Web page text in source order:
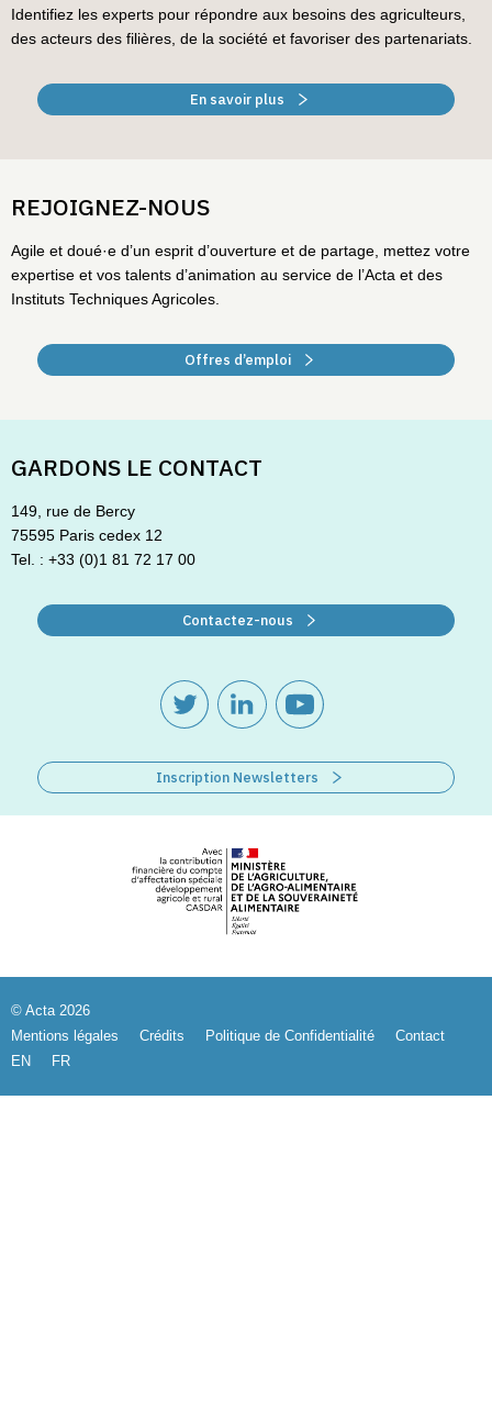
Identifiez les experts pour répondre aux besoins des agriculteurs,
des acteurs des filières, de la société et favoriser des partenariats.
En savoir plus
REJOIGNEZ-NOUS
Agile et doué·e d’un esprit d’ouverture et de partage, mettez votre
expertise et vos talents d’animation au service de l’Acta et des
Instituts Techniques Agricoles.
Offres d’emploi
GARDONS LE CONTACT
149, rue de Bercy
75595 Paris cedex 12
Tel. : +33 (0)1 81 72 17 00
Contactez-nous
Inscription Newsletters
© Acta 2026
Mentions légales
Crédits Politique de Confidentialité
Contact
EN
FR